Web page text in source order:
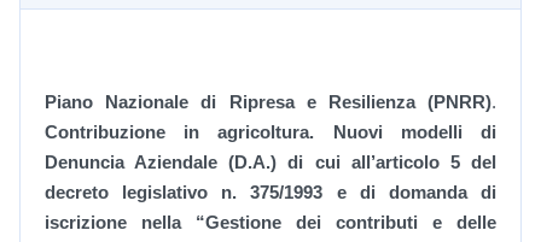
Piano Nazionale di Ripresa e Resilienza (PNRR).
Contribuzione in agricoltura. Nuovi modelli di
Denuncia Aziendale (D.A.) di cui all’articolo 5 del
decreto legislativo n. 375/1993 e di domanda di
iscrizione nella “Gestione dei contributi e delle